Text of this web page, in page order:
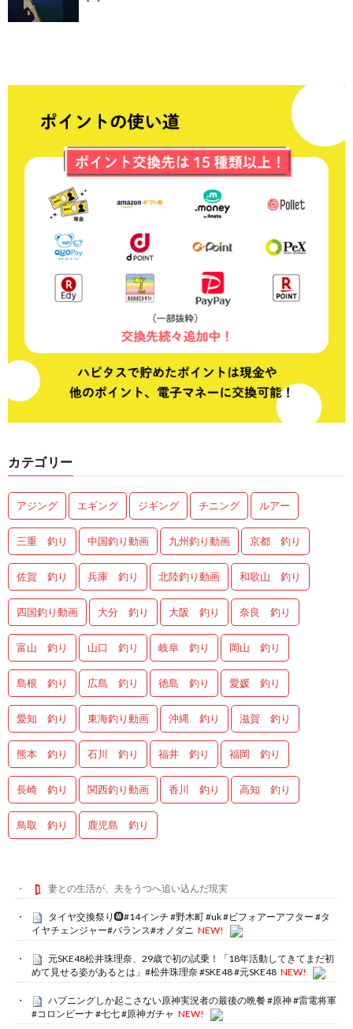
カテゴリー
アジング エギング ジギング チニング ルアー
三重 釣り 中国釣り動画 九州釣り動画 京都 釣り
佐賀 釣り 兵庫 釣り 北陸釣り動画 和歌山 釣り
四国釣り動画 大分 釣り 大阪 釣り 奈良 釣り
富山 釣り 山口 釣り 岐阜 釣り 岡山 釣り
島根 釣り 広島 釣り 徳島 釣り 愛媛 釣り
愛知 釣り 東海釣り動画 沖縄 釣り 滋賀 釣り
熊本 釣り 石川 釣り 福井 釣り 福岡 釣り
長崎 釣り 関西釣り動画 香川 釣り 高知 釣り
鳥取 釣り 鹿児島 釣り
妻との生活が、夫をうつへ追い込んだ現実
タイヤ交換祭り🛞#14インチ #野木町 #uk #ビフォアーアフター #タ
イヤチェンジャー#バランス#オノダニ NEW!
元SKE48松井珠理奈、29歳で初の試乗！「18年活動してきてまだ初
めて見せる姿があるとは」#松井珠理奈 #SKE48 #元SKE48 NEW!
ハプニングしか起こさない原神実況者の最後の晩餐 #原神 #雷電将軍
#コロンビーナ #七七 #原神ガチャ NEW!